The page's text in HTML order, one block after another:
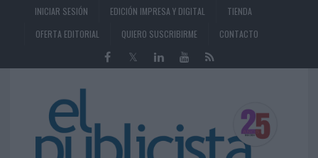
INICIAR SESIÓN EDICIÓN IMPRESA Y DIGITAL
TIENDA
OFERTA EDITORIAL
QUIERO SUSCRIBIRME CONTACTO